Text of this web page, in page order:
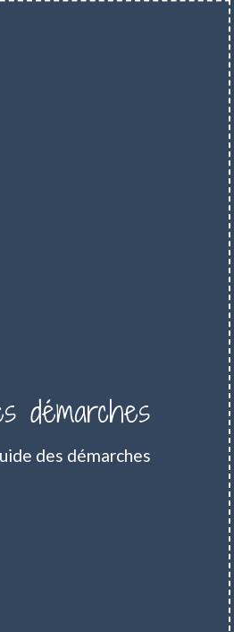
démarches
des démarches